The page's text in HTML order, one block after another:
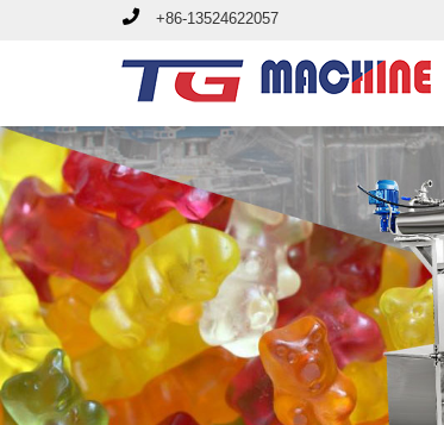
+86-13524622057